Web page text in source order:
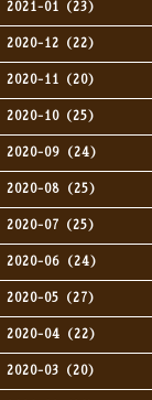
2021-01（23）
2020-12（22）
2020-11（20）
2020-10（25）
2020-09（24）
2020-08（25）
2020-07（25）
2020-06（24）
2020-05（27）
2020-04（22）
2020-03（20）